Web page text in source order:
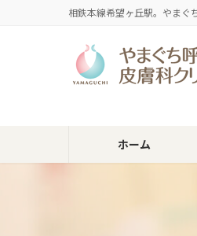
ッ
移
相鉄本線希望ヶ丘駅。やまぐ
ホーム